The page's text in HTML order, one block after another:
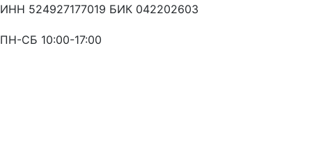
ИНН 524927177019 БИК 042202603
ПН-СБ 10:00-17:00